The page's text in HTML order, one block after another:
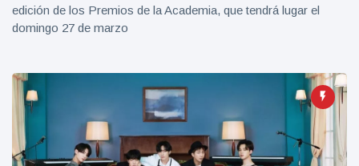
edición de los Premios de la Academia, que tendrá lugar el
domingo 27 de marzo